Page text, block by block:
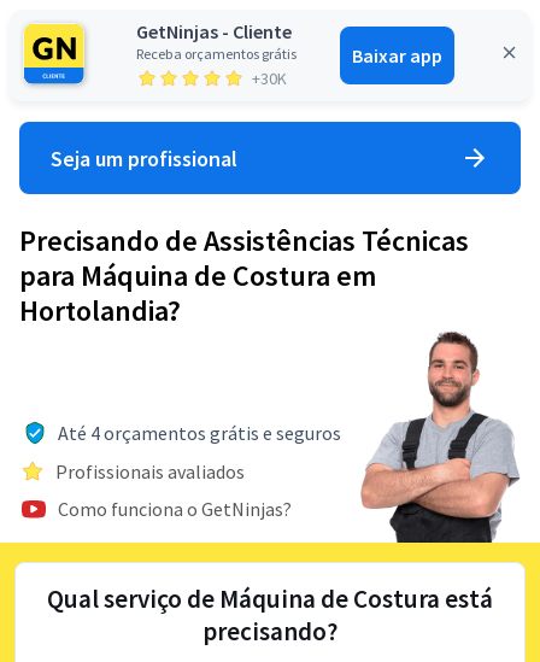
GetNinjas - Cliente
Receba orçamentos grátis
+30K
Baixar app
Entrar
Seja um profissional
Precisando de Assistências Técnicas
para Máquina de Costura em
Hortolandia?
Até 4 orçamentos grátis e seguros
Profissionais avaliados
Como funciona o GetNinjas?
Qual serviço de Máquina de Costura está
precisando?